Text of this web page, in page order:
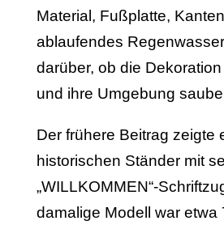
Material, Fußplatte,
ablaufendes
darüber, ob die
und ihre Umgebung
Der frühere Beitrag zeigte
historischen Ständer mit
„WILLKOMMEN“-
damalige Modell war etwa